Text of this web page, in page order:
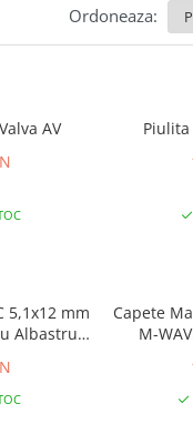
Ordoneaza:
AV
Piulita
5,1x12 mm
Albastru
Capete
M-